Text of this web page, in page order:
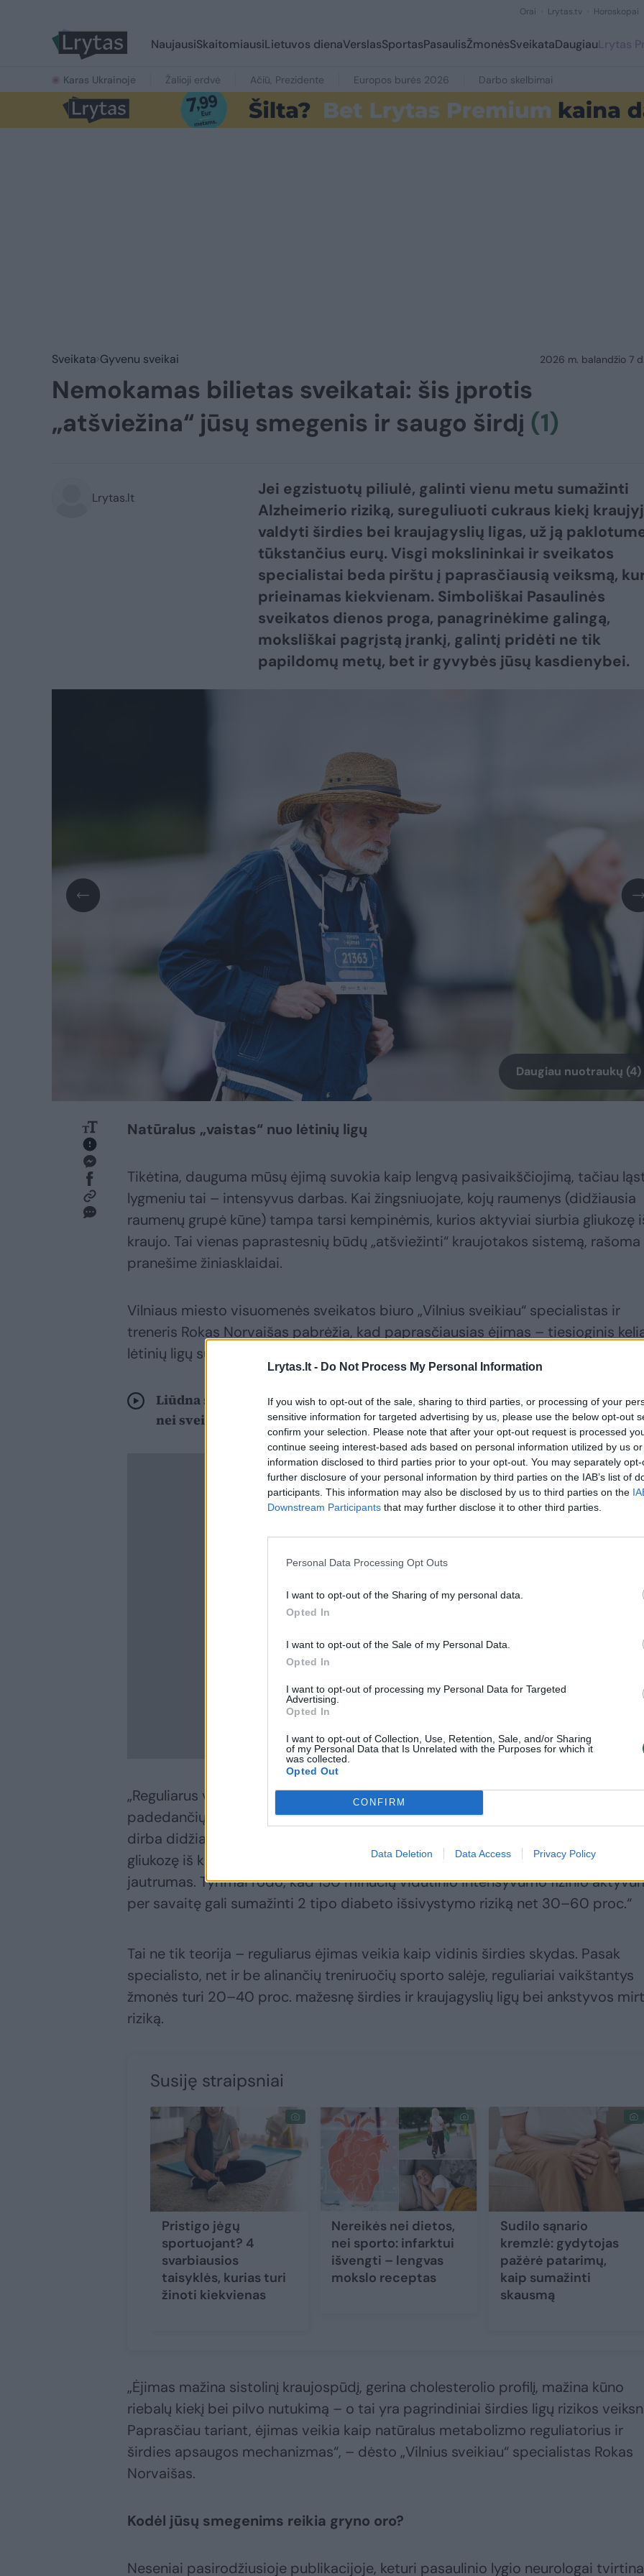
Lrytas.lt - Do Not Process My Personal Information
If you wish to opt-out of the sale, sharing to third parties, or processing of your
sensitive information for targeted advertising by us, please use the below opt-out
confirm your selection. Please note that after your opt-out request is processed
continue seeing interest-based ads based on personal information utilized by us
information disclosed to third parties prior to your opt-out. You may separately
further disclosure of your personal information by third parties on the IAB’s list of
participants. This information may also be disclosed by us to third parties on the
Downstream Participants that may further disclose it to other third parties.
Personal Data Processing Opt Outs
I want to opt-out of the Sharing of my personal data.
Opted In
I want to opt-out of the Sale of my Personal Data.
Opted In
I want to opt-out of processing my Personal Data for Targeted
Advertising.
Opted In
I want to opt-out of Collection, Use, Retention, Sale, and/or Sharing
of my Personal Data that Is Unrelated with the Purposes for which it
was collected.
Opted Out
CONFIRM
Data Deletion Data Access Privacy Policy
Orai Lrytas.tv Horoskopai
NaujausiSkaitomiausiLietuvos dienaVerslasSportasPasaulisŽmonėsSveikataDaugiauLrytas
Karas Ukrainoje Žalioji erdvė Ačiū, Prezidente Europos burės 2026 Darbo skelbimai
Sveikata Gyvenu sveikai 2026 m. balandžio 7
Nemokamas bilietas sveikatai: šis įprotis
„atšviežina“ jūsų smegenis ir saugo širdį (1)
Lrytas.lt
Jei egzistuotų piliulė, galinti vienu metu sumažinti
Alzheimerio riziką, sureguliuoti cukraus kiekį
valdyti širdies bei kraujagyslių ligas, už ją
tūkstančius eurų. Visgi mokslininkai ir sveikatos
specialistai beda pirštu į paprasčiausią veiksmą,
prieinamas kiekvienam. Simboliškai Pasaulinės
sveikatos dienos proga, panagrinėkime galingą,
moksliškai pagrįstą įrankį, galintį pridėti ne tik
papildomų metų, bet ir gyvybės jūsų kasdienybei.
Daugiau nuotraukų (4)
Natūralus „vaistas“ nuo lėtinių ligų
Tikėtina, dauguma mūsų ėjimą suvokia kaip lengvą pasivaikščiojimą, tačiau
lygmeniu tai – intensyvus darbas. Kai žingsniuojate, kojų raumenys (didžiausia
raumenų grupė kūne) tampa tarsi kempinėmis, kurios aktyviai siurbia gliukozę
kraujo. Tai vienas paprastesnių būdų „atšviežinti“ kraujotakos sistemą, rašoma
pranešime žiniasklaidai.
Vilniaus miesto visuomenės sveikatos biuro „Vilnius sveikiau“ specialistas ir
treneris Rokas Norvaišas pabrėžia, kad paprasčiausias ėjimas – tiesioginis
lėtinių ligų suvaldymą:
Liūdna statistika – daugiau nei pusė lietuvių turi antsvorio: kainą vertina
nei sveikatą
„Reguliarus vaikščiojimas yra viena stipriausių nemedikamentinių priemonių,
padedančių valdyti 2 tipo diabetą ir širdies bei kraujagyslių ligas. Kai einame,
dirba didžiausia mūsų raumenų grupė – kojų raumenys. Jie aktyviai naudoja
gliukozę iš kraujo, todėl sumažėja cukraus kiekis kraujyje ir pagerėja insulino
jautrumas. Tyrimai rodo, kad 150 minučių vidutinio intensyvumo fizinio
per savaitę gali sumažinti 2 tipo diabeto išsivystymo riziką net 30–60 proc.“
Tai ne tik teorija – reguliarus ėjimas veikia kaip vidinis širdies skydas. Pasak
specialisto, net ir be alinančių treniruočių sporto salėje, reguliariai vaikštantys
žmonės turi 20–40 proc. mažesnę širdies ir kraujagyslių ligų bei ankstyvos
riziką.
Susiję straipsniai
Pristigo jėgų
sportuojant? 4
svarbiausios
taisyklės, kurias turi
žinoti kiekvienas
Nereikės nei dietos,
nei sporto: infarktui
išvengti – lengvas
mokslo receptas
Sudilo sąnario
kremzlė: gydytojas
pažėrė patarimų,
kaip sumažinti
skausmą
„Ėjimas mažina sistolinį kraujospūdį, gerina cholesterolio profilį, mažina kūno
riebalų kiekį bei pilvo nutukimą – o tai yra pagrindiniai širdies ligų rizikos
Paprasčiau tariant, ėjimas veikia kaip natūralus metabolizmo reguliatorius ir
širdies apsaugos mechanizmas“, – dėsto „Vilnius sveikiau“ specialistas Rokas
Norvaišas.
Kodėl jūsų smegenims reikia gryno oro?
Neseniai pasirodžiusioje publikacijoje, keturi pasaulinio lygio neurologai